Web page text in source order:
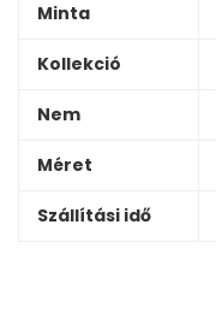
Minta
Kollekció
Nem
Méret
Szállítási idő